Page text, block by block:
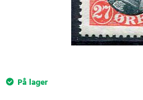
På lager